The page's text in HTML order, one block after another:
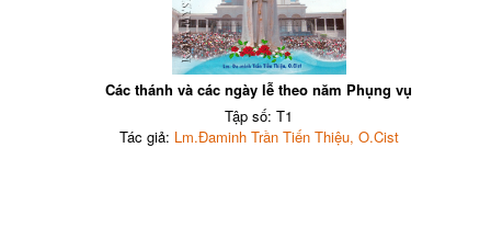
Các thánh và các ngày lễ theo năm Phụng vụ
Tập số: T1
Tác giả: Lm.Đaminh Trần Tiến Thiệu, O.Cist